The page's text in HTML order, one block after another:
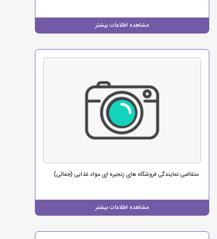
مشاهده اطلاعات بیشتر
مشاهده اطلاعات بیشتر
متقاضی نمایندگی فروشگاه های زنجیره ای مواد غذایی (جمالی)